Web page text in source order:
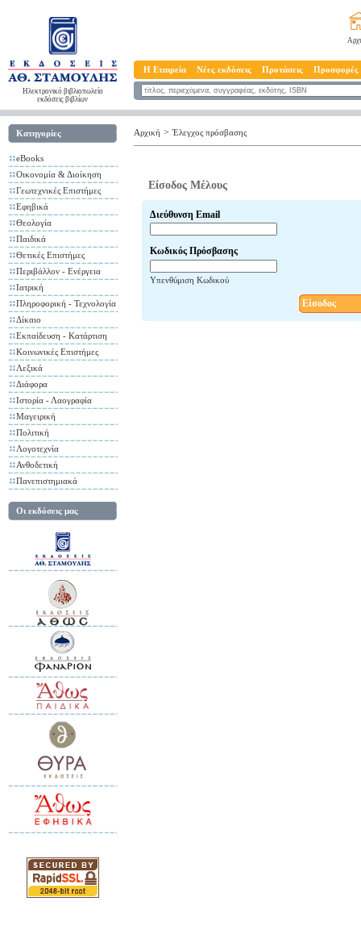
Ηλεκτρονικό βιβλιοπωλείο
εκδόσεις βιβλίων
Η Εταιρεία Νέες εκδόσεις Προτάσεις Προσφορές
Κατηγορίες
eBooks
Οικονομία & Διοίκηση
Γεωτεχνικές Επιστήμες
Εφηβικά
Θεολογία
Παιδικά
Θετικές Επιστήμες
Περιβάλλον - Ενέργεια
Ιατρική
Πληροφορική - Τεχνολογία
Δίκαιο
Εκπαίδευση - Κατάρτιση
Κοινωνικές Επιστήμες
Λεξικά
Διάφορα
Ιστορία - Λαογραφία
Μαγειρική
Πολιτική
Λογοτεχνία
Ανθοδετική
Πανεπιστημιακά
Οι εκδόσεις μας
Αρχική > Έλεγχος πρόσβασης
Είσοδος Μέλους
Διεύθυνση Email
Κωδικός Πρόσβασης
Υπενθύμιση Κωδικού
Είσοδος